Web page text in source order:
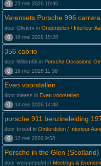
0
23 mei 2026 10:46
Verensets Porsche 996
door Olivierv in Onderdelen / Interieur
0
19 mei 2026 15:28
356 cabrio
door Willem56 in Porsche Occasions
0
18 mei 2026 11:38
Even voorstellen
door meess in Even voorstellen
0
14 mei 2026 14:48
porsche 911 benzineleiding
door kristof in Onderdelen / Interieur
0
12 mei 2026 9:58
Porsche in the Glen (Scotland)
door weisseteufel in Meetings &